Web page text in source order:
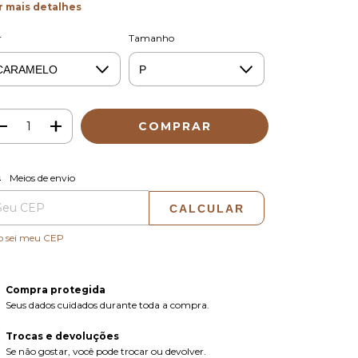
mais detalhes
Tamanho
para o CEP:
Meios de envio
CALCULAR
sei meu CEP
Compra protegida
Seus dados cuidados durante toda a compra.
Trocas e devoluções
Se não gostar, você pode trocar ou devolver.